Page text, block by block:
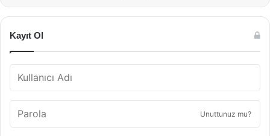
Kayıt Ol
Unuttunuz mu?